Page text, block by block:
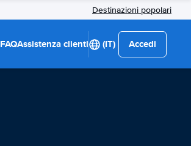
Destinazioni popolari
FAQAssistenza clienti (IT) Accedi